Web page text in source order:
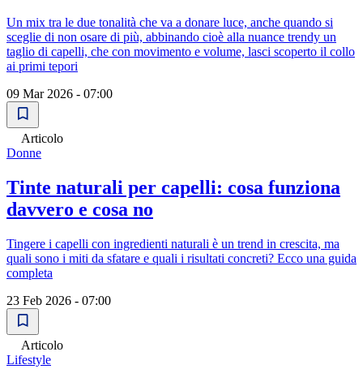
Un mix tra le due tonalità che va a donare luce, anche quando si
sceglie di non osare di più, abbinando cioè alla nuance trendy un
taglio di capelli, che con movimento e volume, lasci scoperto il collo
ai primi tepori
09 Mar 2026 - 07:00
Articolo
Donne
Tinte naturali per capelli: cosa funziona
davvero e cosa no
Tingere i capelli con ingredienti naturali è un trend in crescita, ma
quali sono i miti da sfatare e quali i risultati concreti? Ecco una guida
completa
23 Feb 2026 - 07:00
Articolo
Lifestyle